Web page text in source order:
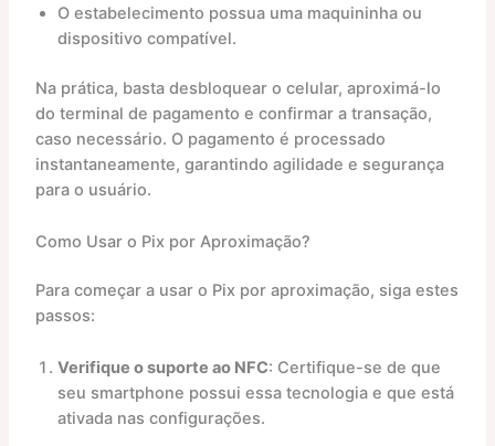
O estabelecimento possua uma maquininha ou
dispositivo compatível.
Na prática, basta desbloquear o celular, aproximá-lo
do terminal de pagamento e confirmar a transação,
caso necessário. O pagamento é processado
instantaneamente, garantindo agilidade e segurança
para o usuário.
Como Usar o Pix por Aproximação?
Para começar a usar o Pix por aproximação, siga estes
passos:
Verifique o suporte ao NFC: Certifique-se de que
seu smartphone possui essa tecnologia e que está
ativada nas configurações.